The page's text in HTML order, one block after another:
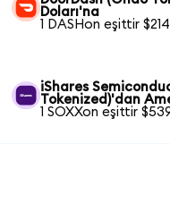
Doları'na
1 DASHon eşittir
iShares
Tokenized)'dan
1 SOXXon eşittir